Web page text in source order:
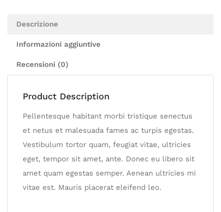
Descrizione
Informazioni aggiuntive
Recensioni (0)
Product Description
Pellentesque habitant morbi tristique senectus
et netus et malesuada fames ac turpis egestas.
Vestibulum tortor quam, feugiat vitae, ultricies
eget, tempor sit amet, ante. Donec eu libero sit
amet quam egestas semper. Aenean ultricies mi
vitae est. Mauris placerat eleifend leo.